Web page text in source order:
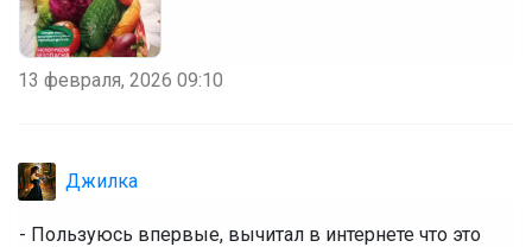
13 февраля, 2026 09:10
Джилка
- Пользуюсь впервые, вычитал в интернете что это